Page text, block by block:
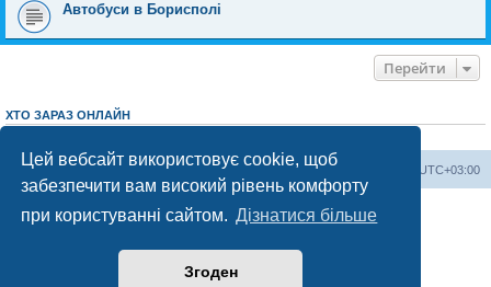
Цей вебсайт використовує cookie, щоб
забезпечити вам високий рівень комфорту
при користуванні сайтом. Дізнатися більше
Згоден
Автобуси в Борисполі
Перейти
ХТО ЗАРАЗ ОНЛАЙН
Херсонський форум UTC+03:00
Команда
Працює на phpBB® Forum Software © phpBB Limited
Конфіденційність